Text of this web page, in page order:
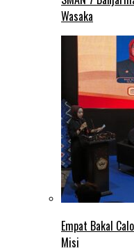
Wasaka
Empat Bakal
Misi